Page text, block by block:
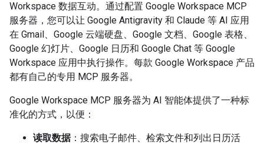
Workspace 数据互动。通过配置 Google Workspace MCP
服务器，您可以让 Google Antigravity 和 Claude 等 AI 应用
在 Gmail、Google 云端硬盘、Google 文档、Google 表格、
Google 幻灯片、Google 日历和 Google Chat 等 Google
Workspace 应用中执行操作。每款 Google Workspace 产品
都有自己的专用 MCP 服务器。
Google Workspace MCP 服务器为 AI 智能体提供了一种标
准化的方式，以便：
读取数据：搜索电子邮件、检索文件和列出日历活